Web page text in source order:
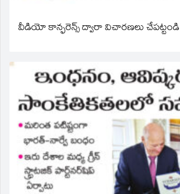
వీడియో కాన్ఫరెన్స్ ద్వారా విచారణలు చేపట్టండి